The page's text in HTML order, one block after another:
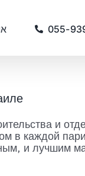
055-
и
в каждой
и лучшим